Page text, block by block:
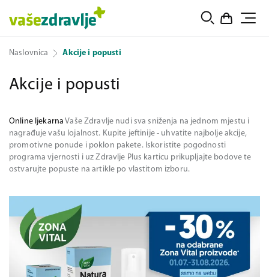
Naslovnica Akcije i popusti
Akcije i popusti
Online ljekarna Vaše Zdravlje nudi sva sniženja na jednom mjestu i
nagrađuje vašu lojalnost. Kupite jeftinije - uhvatite najbolje akcije,
promotivne ponude i poklon pakete. Iskoristite pogodnosti
programa vjernosti i uz Zdravlje Plus karticu prikupljajte bodove te
ostvarujte popuste na artikle po vlastitom izboru.